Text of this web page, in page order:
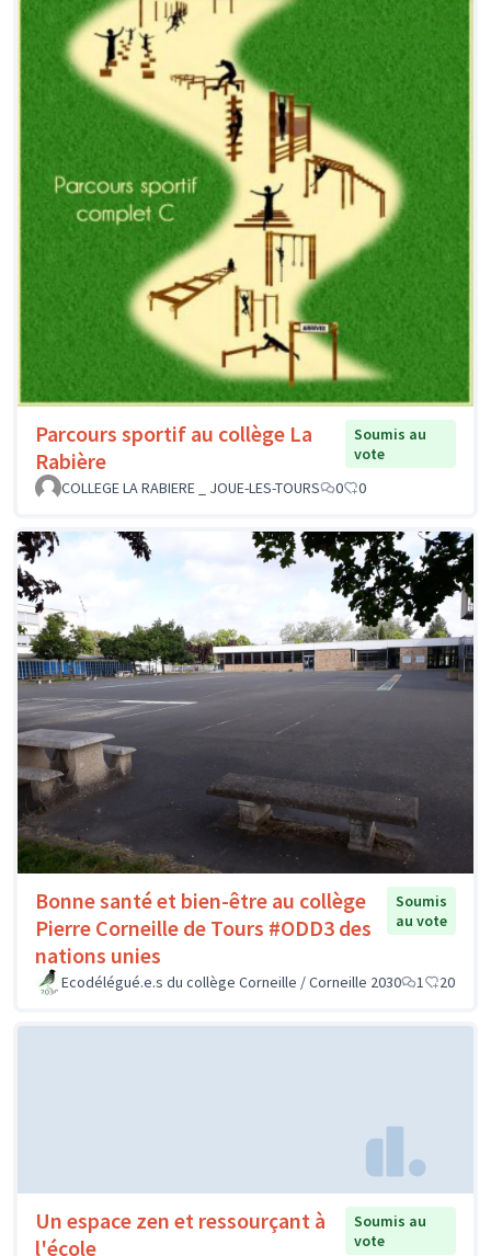
Parcours sportif au collège La
Rabière
Soumis au
vote
COLLEGE LA RABIERE _ JOUE-LES-TOURS
0 0
Bonne santé et bien-être au collège
Pierre Corneille de Tours #ODD3 des
nations unies
Soumis
au vote
Ecodélégué.e.s du collège Corneille / Corneille 2030 1 20
Un espace zen et ressourçant à
l'école
Soumis au
vote